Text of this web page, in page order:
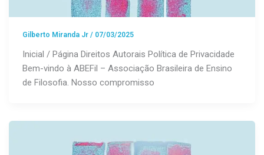
Gilberto Miranda Jr / 07/03/2025
Inicial / Página Direitos Autorais Política de Privacidade
Bem-vindo à ABEFil – Associação Brasileira de Ensino
de Filosofia. Nosso compromisso